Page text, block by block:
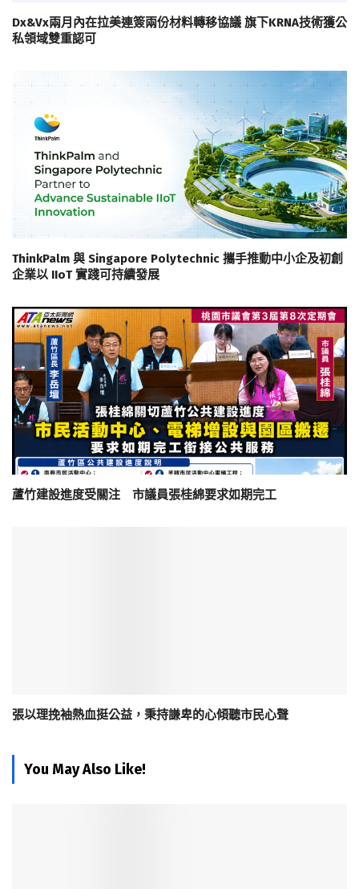
Dx&Vx兩月內在拉美連簽兩份材料轉移協議 旗下KRNA技術獲公
私領域雙重認可
ThinkPalm 與 Singapore Polytechnic 攜手推動中小企及初創
企業以 IIoT 實踐可持續發展
蘆竹建設進度受關注 市議員張桂綿要求如期完工
張以理挽袖熱血挺公益，秉持謙卑的心傾聽市民心聲
You May Also Like!